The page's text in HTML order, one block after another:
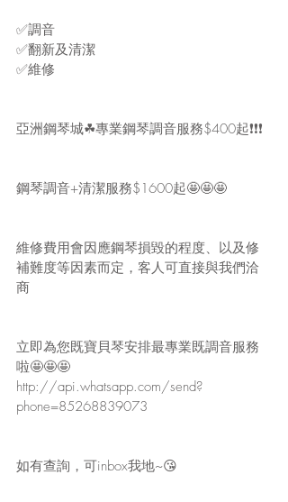
✅調音
✅翻新及清潔
✅維修
亞洲鋼琴城☘專業鋼琴調音服務$400起❗❗❗
鋼琴調音+清潔服務$1600起🤩🤩🤩
維修費用會因應鋼琴損毀的程度、以及修
補難度等因素而定，客人可直接與我們洽
商
立即為您既寶貝琴安排最專業既調音服務
啦🤩🤩🤩
http://api.whatsapp.com/send?
phone=85268839073
如有查詢，可inbox我地~😘